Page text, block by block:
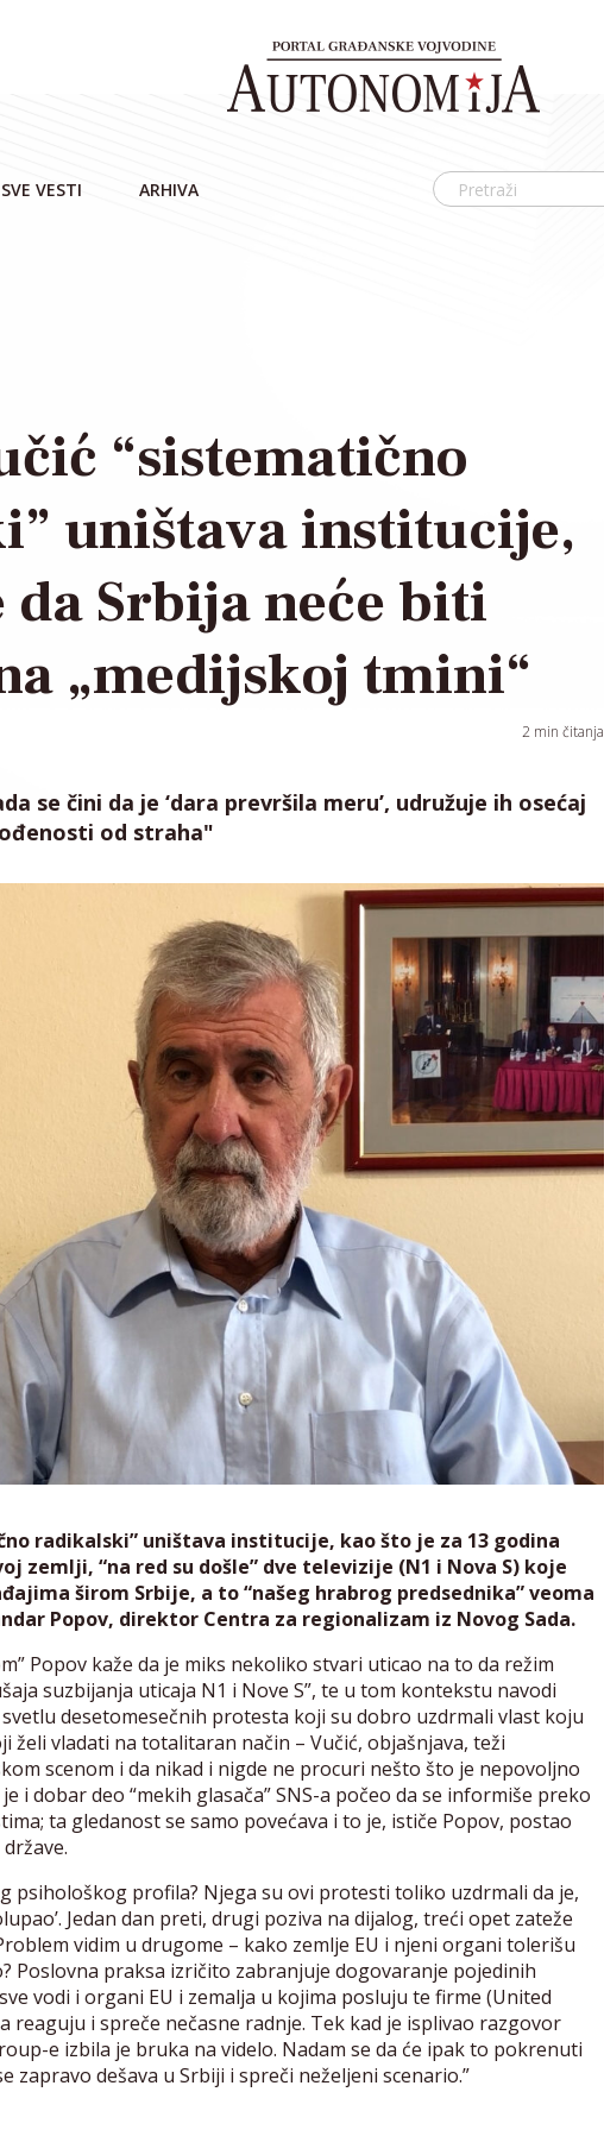
SVE VESTI ARHIVA
“sistematično
uništava institucije,
da Srbija neće biti
„medijskoj tmini“
2 min čitanja
se čini da je ‘dara prevršila meru’, udružuje ih osećaj
od straha"
radikalski” uništava institucije, kao što je za 13 godina
zemlji, “na red su došle” dve televizije (N1 i Nova S) koje
širom Srbije, a to “našeg hrabrog predsednika” veoma
Popov, direktor Centra za regionalizam iz Novog Sada.
Popov kaže da je miks nekoliko stvari uticao na to da režim
suzbijanja uticaja N1 i Nove S”, te u tom kontekstu navodi
svetlu desetomesečnih protesta koji su dobro uzdrmali vlast koju
želi vladati na totalitaran način – Vučić, objašnjava, teži
scenom i da nikad i nigde ne procuri nešto što je nepovoljno
i dobar deo “mekih glasača” SNS-a počeo da se informiše preko
ta gledanost se samo povećava i to je, ističe Popov, postao
psihološkog profila? Njega su ovi protesti toliko uzdrmali da je,
Jedan dan preti, drugi poziva na dijalog, treći opet zateže
vidim u drugome – kako zemlje EU i njeni organi tolerišu
Poslovna praksa izričito zabranjuje dogovaranje pojedinih
vodi i organi EU i zemalja u kojima posluju te firme (United
reaguju i spreče nečasne radnje. Tek kad je isplivao razgovor
e izbila je bruka na videlo. Nadam se da će ipak to pokrenuti
zapravo dešava u Srbiji i spreči neželjeni scenario.”